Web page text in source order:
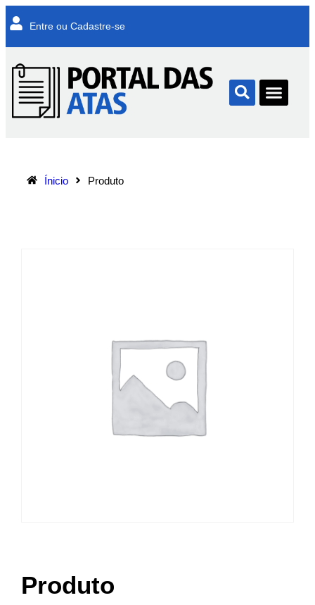
Entre ou Cadastre-se
Ínicio Produto
Produto